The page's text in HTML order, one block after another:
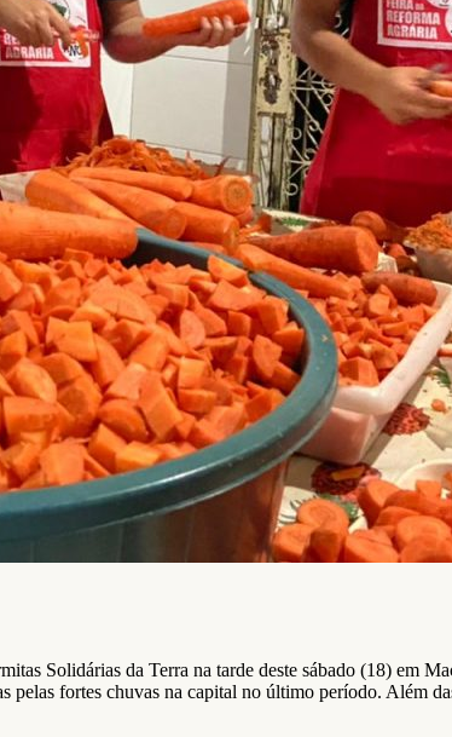
Solidárias da Terra na tarde deste sábado (18) em
fortes chuvas na capital no último período. Além